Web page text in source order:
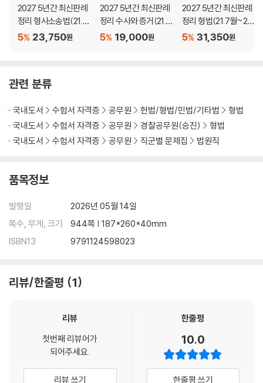
매우 좋은 학습법이라고 생각한다. 그 반대로 “정선-객관식 총정리”를 풀
어본 후 “핵심기출 1000제”로 정리하는 방법도 효율적이라고 생각한다.
6조의3), 2026년에 신설된 법왜곡죄(제123조의2)와 외국 등을 위한 간
첩죄(제98조의2), 그리고 개정된 적국을 위한 간첩죄(제98조)에 대한 문
제를 추가하여 개정 형법의 내용을 정확하게 파악할 수 있도
록 하였다.
합격의 기준은 “적당히”가 아니라 “해도 너무할 정도”로 공부하는 것이
다.
본서의 효율적 활용으로 합격의 영광을 안기를 진심으로 기원하면서…
2026. 4. 16.
법학박사 신 호 진
33. 인장에 관한 죄 _ 728
34. 먹는 물에 관한 죄 _ 732
35. 아편에 관한 죄 _ 735
38. 신앙에 관한 죄 _ 753
39. 내란의 죄 _ 756
40. 외환의 죄 _ 761
41. 국기에 관한 죄 _ 765
42. 국교에 관한 죄 _ 767
43. 공무원의 직무에 관한 죄 _ 769
45. 도주와 범인은닉의 죄 _ 880
47. 무고의 죄 _ 920
2027 5년간 최신판례
정리 형사소송법(21.7
월~26.6월)
23,750원
5%
2027 5년간 최신판례
정리 수사와 증거(21.7
월~26.6월)
19,000원
5%
2027 5년간 최신판례
정리 형법(21.7월~26.
6월)31,350원
5%
관련 분류
국내도서 수험서 자격증 공무원 헌법/형법/민법/기타법
형법
국내도서
수험서 자격증 공무원 경찰공무원(승진)
형법
국내도서
수험서 자격증 공무원 직군별 문제집 법원직
품목정보
발행일
2026년 05월 14일
쪽수, 무게, 크기
944쪽 | 187*260*40mm
ISBN13
9791124598023
리뷰/한줄평 1
리뷰
첫번째 리뷰어가
되어주세요.
리뷰 쓰기
한줄평
10.0
한줄평 쓰기